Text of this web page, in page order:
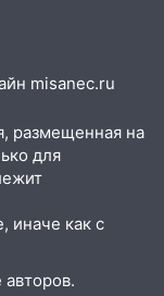
трассе и
5
АЗС
misanec.ru
размещенная на
для
иначе как с